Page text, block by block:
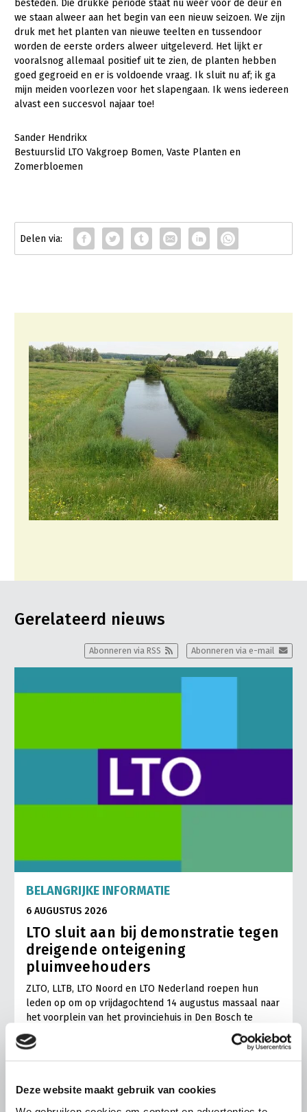
Deze website maakt gebruik van cookies
Varkenshouderij
Vleesveehouderij
Vollegrondsgroente
LTO Nederland
Mensen
Bestuur en Directie
Medewerkers
Jaarverslag 2023
Vacatures
Contact
besteden. Die drukke periode staat nu weer voor de deur en
we staan alweer aan het begin van een nieuw seizoen. We zijn
druk met het planten van nieuwe teelten en tussendoor
worden de eerste orders alweer uitgeleverd. Het lijkt er
vooralsnog allemaal positief uit te zien, de planten hebben
goed gegroeid en er is voldoende vraag. Ik sluit nu af; ik ga
mijn meiden voorlezen voor het slapengaan. Ik wens iedereen
alvast een succesvol najaar toe!
Sander Hendrikx
Bestuurslid LTO Vakgroep Bomen, Vaste Planten en
Zomerbloemen
Gerelateerd nieuws
Abonneren via e-mail
Abonneren via RSS
BELANGRIJKE INFORMATIE
6 AUGUSTUS 2026
LTO sluit aan bij demonstratie tegen
dreigende onteigening
pluimveehouders
ZLTO, LLTB, LTO Noord en LTO Nederland roepen hun
leden op om op vrijdagochtend 14 augustus massaal naar
het voorplein van het provinciehuis in Den Bosch te
komen…